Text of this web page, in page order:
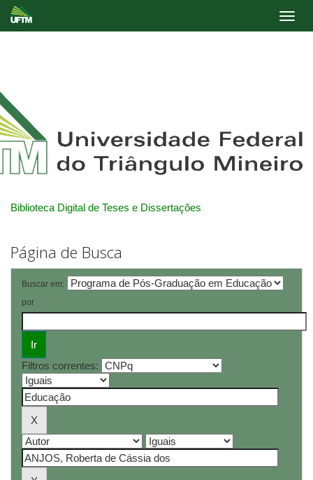
Biblioteca Digital de Teses e Dissertações
Página de Busca
Buscar em:
por
Filtros correntes: